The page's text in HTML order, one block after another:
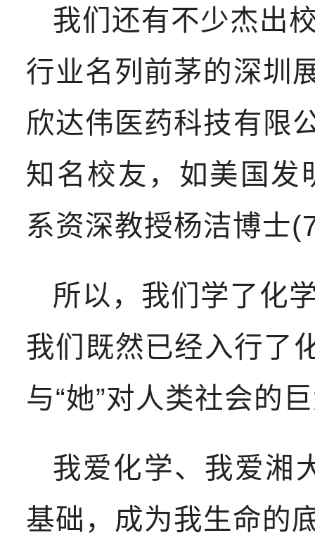
我们还有不少杰出
行业名列前茅的深圳
欣达伟医药科技有限
知名校友，如美国发
系资深教授杨洁博
所以，我们学了化
我们既然已经入行了
与“她”对人类社会的
我爱化学、我爱湘
基础，成为我生命的